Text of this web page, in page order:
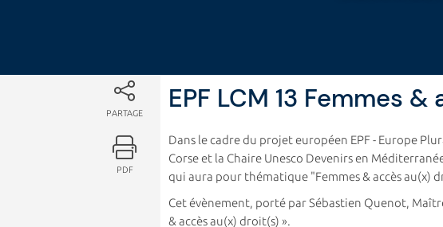
PARTAGE
PDF
EPF LCM 13 Femmes
Dans le cadre du projet européen EPF - Europe
Corse et la Chaire Unesco Devenirs en
qui aura pour thématique "Femmes & accès au(x)
Cet évènement, porté par Sébastien Quenot,
& accès au(x) droit(s) ».